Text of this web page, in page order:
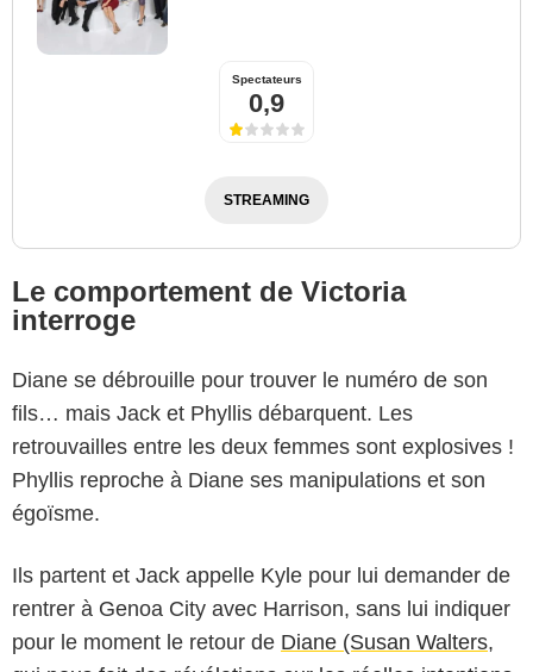
Spectateurs
0,9
STREAMING
Le comportement de Victoria
interroge
Diane se débrouille pour trouver le numéro de son
fils… mais Jack et Phyllis débarquent. Les
retrouvailles entre les deux femmes sont explosives !
Phyllis reproche à Diane ses manipulations et son
égoïsme.
Ils partent et Jack appelle Kyle pour lui demander de
rentrer à Genoa City avec Harrison, sans lui indiquer
pour le moment le retour de Diane (Susan Walters,